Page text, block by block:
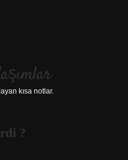
kısa notlar.
?